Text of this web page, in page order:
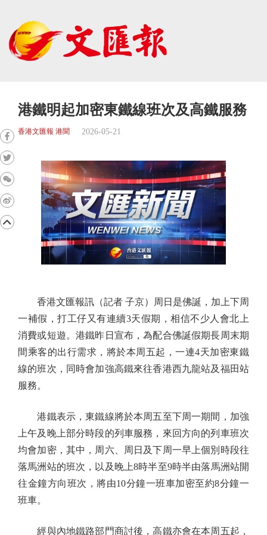
港鐵明起加密東鐵線班次及高鐵服務
香港文匯報 港聞 2026-05-21
香港文匯報訊（記者 子京）周日是佛誕，加上下周
一補假，打工仔又有連續3天假期，相信不少人會北上
消費或短遊。港鐵昨日宣布，為配合佛誕假期長周末期
間乘客的出行需求，將於本周五起，一連4天加密東鐵
線的班次，同時會加強高鐵來往香港西九龍站及福田站
服務。
港鐵表示，東鐵線將於本周五至下周一期間，加強
上午及晚上部分時段的列車服務，來回方向的列車班次
均會加密，其中，周六、周日及下周一早上個別時段往
落馬洲站的班次，以及晚上8時半至9時半由落馬洲站開
往金鐘方向班次，將由10分鐘一班車加密至約8分鐘一
班車。
經與內地鐵路部門商討後，高鐵亦會在本周五起，